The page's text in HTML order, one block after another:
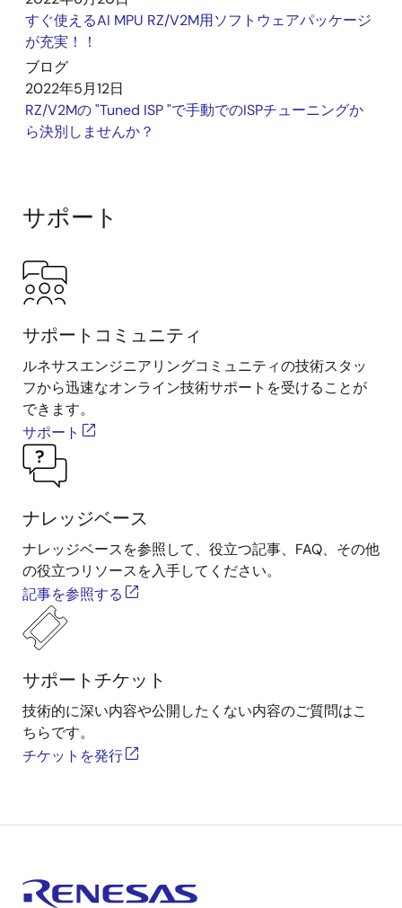
すぐ使えるAI MPU RZ/V2M用ソフトウェアパッケージ
が充実！！
ブログ
2022年5月12日
RZ/V2Mの "Tuned ISP "で手動でのISPチューニングか
ら決別しませんか？
サポート
サポートコミュニティ
ルネサスエンジニアリングコミュニティの技術スタッ
フから迅速なオンライン技術サポートを受けることが
できます。
サポート
ナレッジベース
ナレッジベースを参照して、役立つ記事、FAQ、その他
の役立つリソースを入手してください。
記事を参照する
サポートチケット
技術的に深い内容や公開したくない内容のご質問はこ
ちらです。
チケットを発行